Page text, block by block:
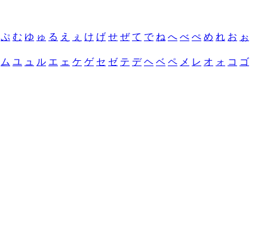
ぷ む ゆ ゅ る え ぇ け げ せ ぜ て で ね へ べ ぺ め れ お ぉ
ム ユ ュ ル エ ェ ケ ゲ セ ゼ テ デ ヘ ベ ペ メ レ オ ォ コ ゴ